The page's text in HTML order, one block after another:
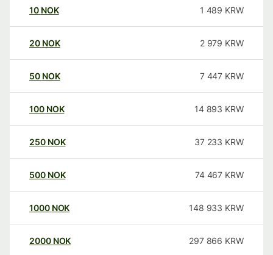
10 NOK 1 489 KRW
20 NOK 2 979 KRW
50 NOK 7 447 KRW
100 NOK 14 893 KRW
250 NOK 37 233 KRW
500 NOK 74 467 KRW
1000 NOK 148 933 KRW
2000 NOK 297 866 KRW